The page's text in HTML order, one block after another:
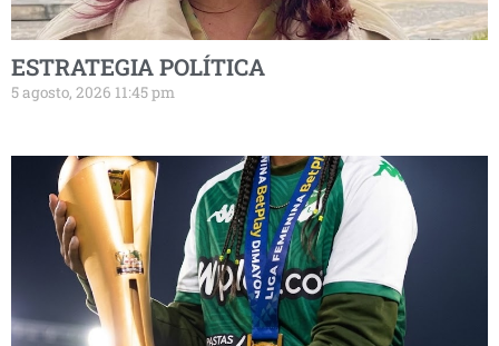
ESTRATEGIA POLÍTICA
5 agosto, 2026 11:45 pm